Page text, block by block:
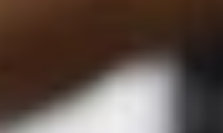
دانلود اپلیکیشن الوپلی